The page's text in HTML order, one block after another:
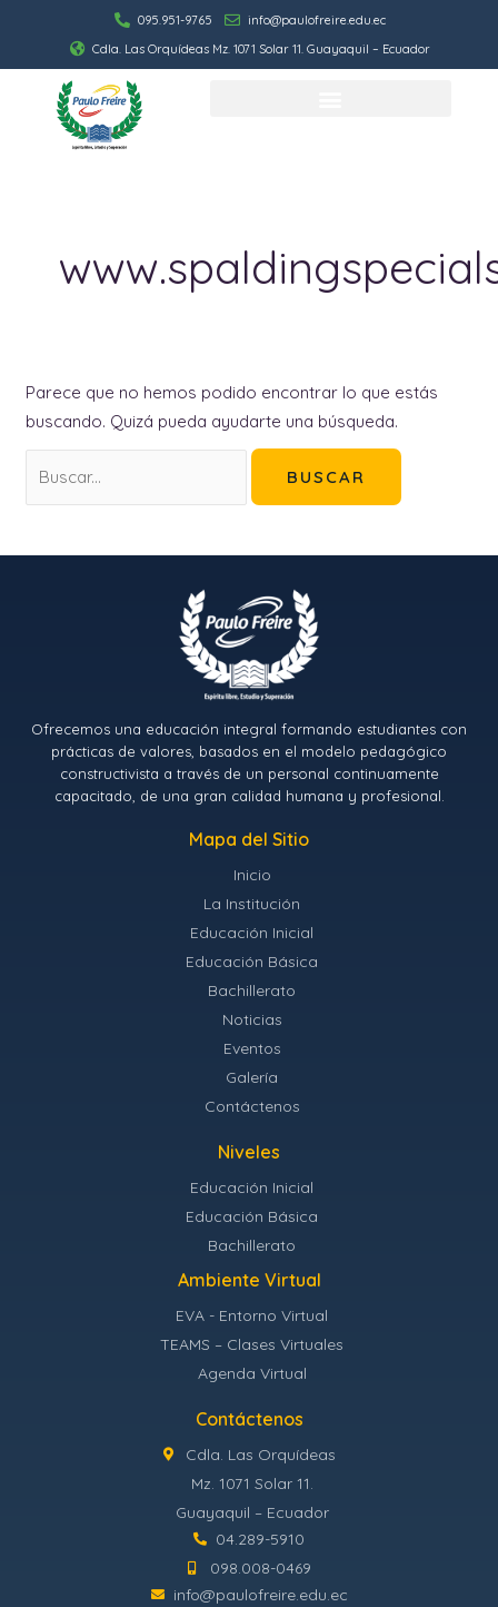
contenido
095.951-9765
info@paulofreire.edu.ec
Cdla. Las Orquídeas Mz. 1071 Solar 11. Guayaquil – Ecuador
Parece que no hemos podido encontrar lo que estás
buscando. Quizá pueda ayudarte una búsqueda.
Ofrecemos una educación integral formando estudiantes con
prácticas de valores, basados en el modelo pedagógico
constructivista a través de un personal continuamente
capacitado, de una gran calidad humana y profesional.
Mapa del Sitio
Inicio
La Institución
Educación Inicial
Educación Básica
Bachillerato
Noticias
Eventos
Galería
Contáctenos
Niveles
Educación Inicial
Educación Básica
Bachillerato
Ambiente Virtual
EVA - Entorno Virtual
TEAMS – Clases Virtuales
Agenda Virtual
Contáctenos
Cdla. Las Orquídeas
Mz. 1071 Solar 11.
Guayaquil – Ecuador
04.289-5910
098.008-0469
info@paulofreire.edu.ec